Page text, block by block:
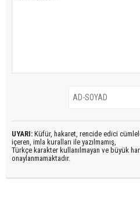
UYARI: Küfür, hakaret, rencide edici
içeren, imla kuralları ile yazılmamış,
Türkçe karakter kullanılmayan ve büyük
onaylanmamaktadır.